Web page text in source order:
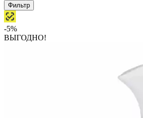
Фильтр
-5%
ВЫГОДНО!